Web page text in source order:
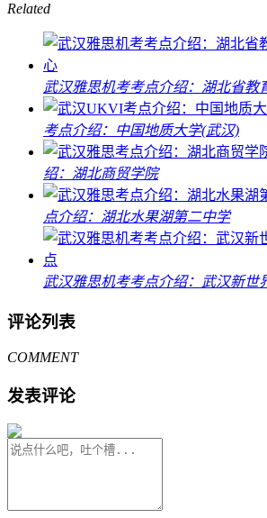
Related
武汉雅思机考考点介绍：湖北省教
考点介绍：中国地质大学(武汉)
绍：湖北商贸学院
点介绍：湖北水果湖第二中学
武汉雅思机考考点介绍：武汉新世
评论列表
COMMENT
发表评论